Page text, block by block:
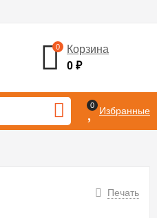
0
Корзина
0₽
0 Избранные
Печать